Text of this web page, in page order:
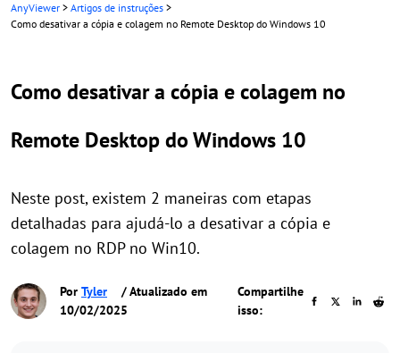
AnyViewer > Artigos de instruções >
Como desativar a cópia e colagem no Remote Desktop do Windows 10
Como desativar a cópia e colagem no
Remote Desktop do Windows 10
Neste post, existem 2 maneiras com etapas
detalhadas para ajudá-lo a desativar a cópia e
colagem no RDP no Win10.
Por Tyler
/ Atualizado em
10/02/2025
Compartilhe
isso: